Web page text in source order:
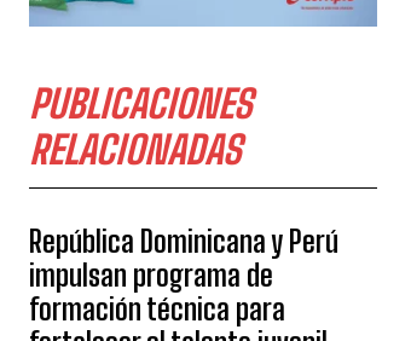
PUBLICACIONES
RELACIONADAS
República Dominicana y Perú
impulsan programa de
formación técnica para